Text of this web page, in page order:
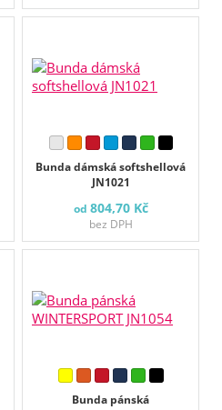
Bunda dámská softshellová
JN1021
od 804,70 Kč
bez DPH
Bunda pánská